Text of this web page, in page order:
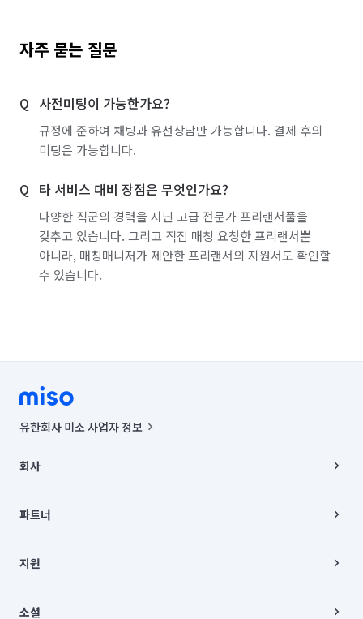
자주 묻는 질문
사전미팅이 가능한가요?
규정에 준하여 채팅과 유선상담만 가능합니다. 결제 후의
미팅은 가능합니다.
타 서비스 대비 장점은 무엇인가요?
다양한 직군의 경력을 지닌 고급 전문가 프리랜서풀을
갖추고 있습니다. 그리고 직접 매칭 요청한 프리랜서뿐
아니라, 매칭매니저가 제안한 프리랜서의 지원서도 확인할
수 있습니다.
유한회사 미소 사업자 정보
00019 |
주소 | 본사: 서울특별시 종로구 율곡로 6(중학동, 트윈트리빌딩) B동 5층
컨택센터 : 서울특별시 종로구 수송동 율곡로 24, 7층, 8층 미소
상품, 상품정보, 거래에 관한 의무와 책임은 거래당사자에게 있습니다.
언론 보도 관련 문의:
© 유한회사 미소. Miso, Inc. All Rights Reserved.
회사
채용
파트너
이사
지원
이용약관
소셜